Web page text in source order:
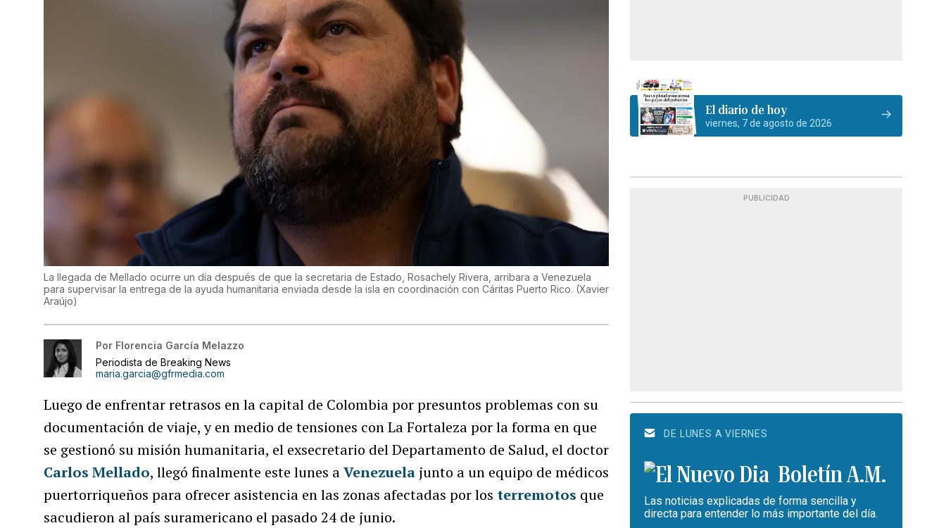
La llegada de Mellado ocurre un día después de que la secretaria de Estado, Rosachely Rivera, arribara a Venezuela
para supervisar la entrega de la ayuda humanitaria enviada desde la isla en coordinación con Cáritas Puerto Rico. (Xavier
Araújo)
Por Florencia García Melazzo
Periodista de Breaking News
maria.garcia@gfrmedia.com
Luego de enfrentar retrasos en la capital de Colombia por presuntos problemas con su
documentación de viaje, y en medio de tensiones con La Fortaleza por la forma en que
se gestionó su misión humanitaria, el exsecretario del Departamento de Salud, el doctor
Carlos Mellado, llegó finalmente este lunes aVenezuela junto a un equipo de médicos
puertorriqueños para ofrecer asistencia en las zonas afectadas por los terremotos que
sacudieron al país suramericano el pasado 24 de junio.
El diario de hoy
viernes, 7 de agosto de 2026
PUBLICIDAD
DE LUNES A VIERNES
Boletín A.M.
Las noticias explicadas de forma sencilla y
directa para entender lo más importante del día.